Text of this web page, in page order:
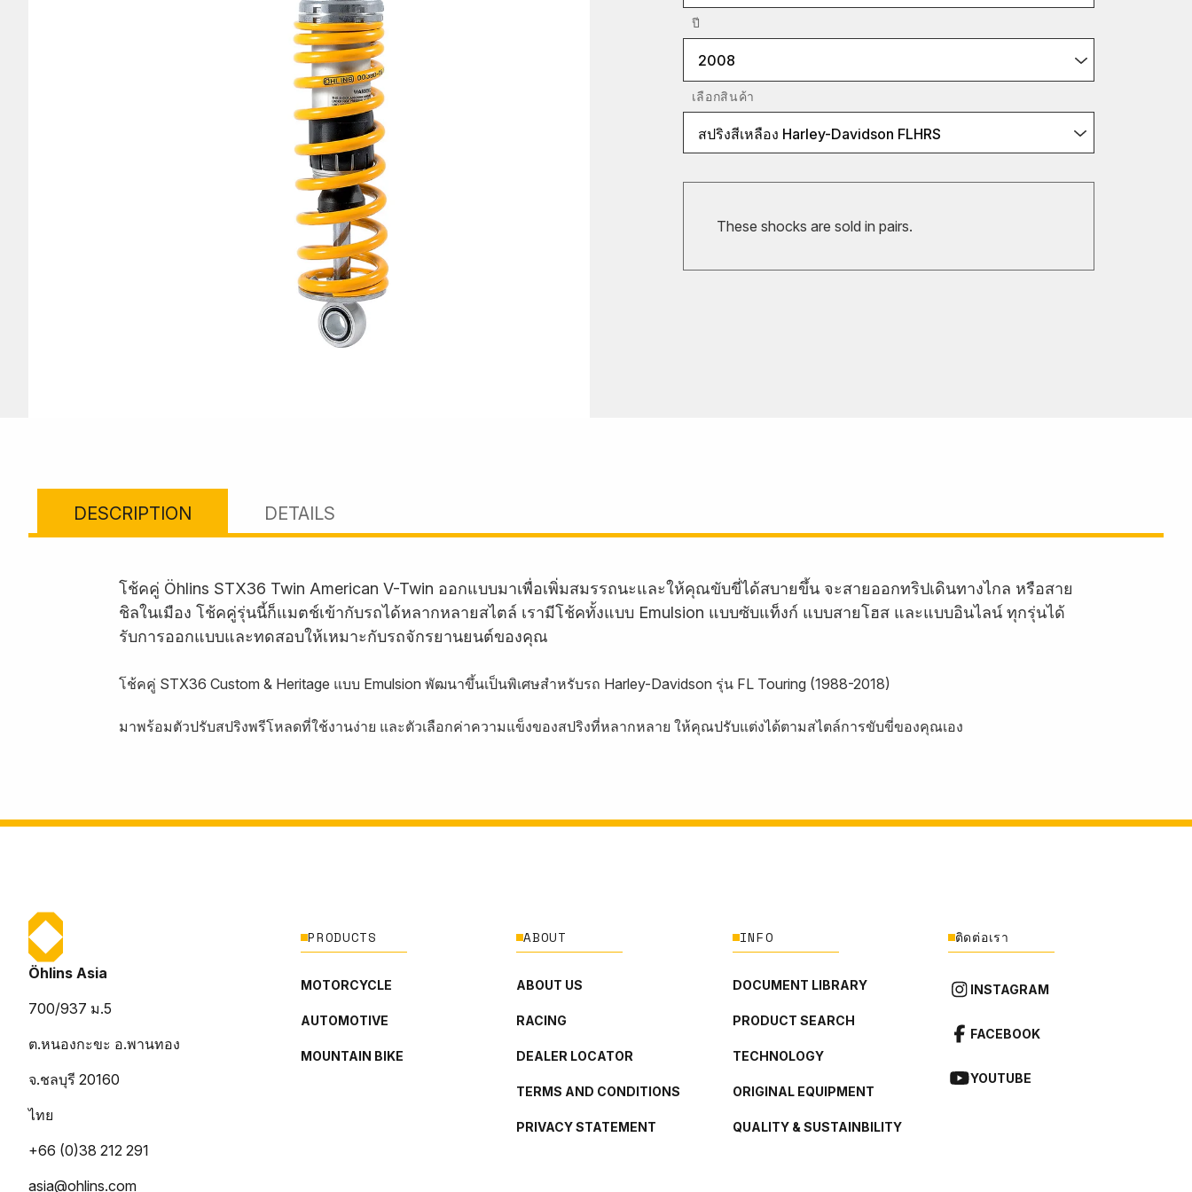
ปี
2008
เลือกสินค้า
สปริงสีเหลือง Harley-Davidson FLHRS
These shocks are sold in pairs.
DESCRIPTION DETAILS
โช้คคู่ Öhlins STX36 Twin American V-Twin ออกแบบมาเพื่อเพิ่มสมรรถนะและให้คุณขับขี่ได้สบายขึ้น จะสายออกทริปเดินทางไกล หรือสาย
ชิลในเมือง โช้คคู่รุ่นนี้ก็แมตช์เข้ากับรถได้หลากหลายสไตล์ เรามีโช้คทั้งแบบ Emulsion แบบซับแท็งก์ แบบสายโฮส และแบบอินไลน์ ทุกรุ่นได้
รับการออกแบบและทดสอบให้เหมาะกับรถจักรยานยนต์ของคุณ
โช้คคู่ STX36 Custom & Heritage แบบ Emulsion พัฒนาขึ้นเป็นพิเศษสำหรับรถ Harley-Davidson รุ่น FL Touring (1988-2018)
มาพร้อมตัวปรับสปริงพรีโหลดที่ใช้งานง่าย และตัวเลือกค่าความแข็งของสปริงที่หลากหลาย ให้คุณปรับแต่งได้ตามสไตล์การขับขี่ของคุณเอง
Öhlins Asia
700/937 ม.5
ต.หนองกะขะ อ.พานทอง
จ.ชลบุรี 20160
ไทย
+66 (0)38 212 291
asia@ohlins.com
PRODUCTS
MOTORCYCLE
AUTOMOTIVE
MOUNTAIN BIKE
ABOUT
ABOUT US
RACING
DEALER LOCATOR
TERMS AND CONDITIONS
PRIVACY STATEMENT
INFO
DOCUMENT LIBRARY
PRODUCT SEARCH
TECHNOLOGY
ORIGINAL EQUIPMENT
QUALITY & SUSTAINBILITY
ติดต่อเรา
INSTAGRAM
FACEBOOK
YOUTUBE